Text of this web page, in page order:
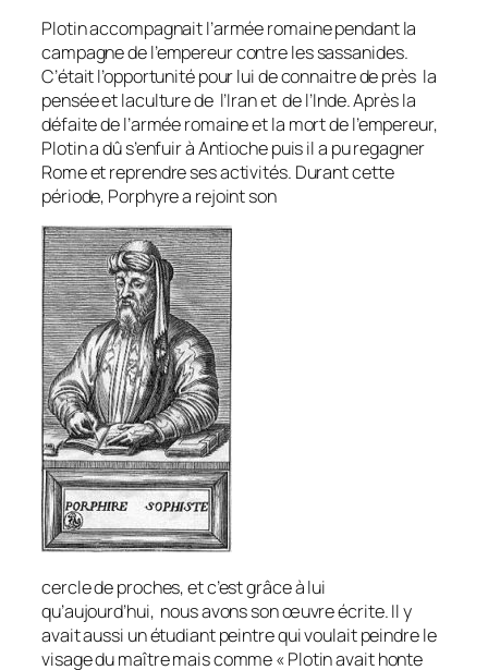
Plotin accompagnait l’armée romaine pendant la
campagne de l’empereur contre les sassanides.
C’était l’opportunité pour lui de connaitre de près la
pensée et laculture de l’Iran et de l’Inde. Après la
défaite de l’armée romaine et la mort de l’empereur,
Plotin a dû s’enfuir à Antioche puis il a pu regagner
Rome et reprendre ses activités. Durant cette
période, Porphyre a rejoint son
cercle de proches, et c’est grâce à lui
qu’aujourd’hui, nous avons son œuvre écrite. Il y
avait aussi un étudiant peintre qui voulait peindre le
visage du maître mais comme « Plotin avait honte